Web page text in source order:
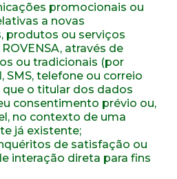
promocionais ou
a novas
produtos ou serviços
através de
ou tradicionais (por
SMS, telefone ou correio
o titular dos dados
consentimento prévio ou,
no contexto de uma
já existente;
de satisfação ou
interação direta para fins